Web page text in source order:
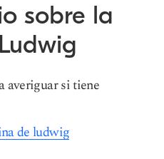
sobre la
averiguar si tiene
de ludwig